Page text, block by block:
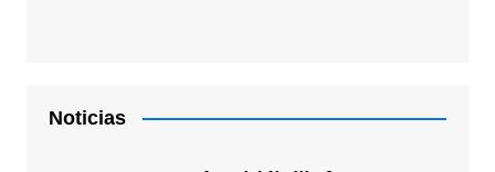
Noticias